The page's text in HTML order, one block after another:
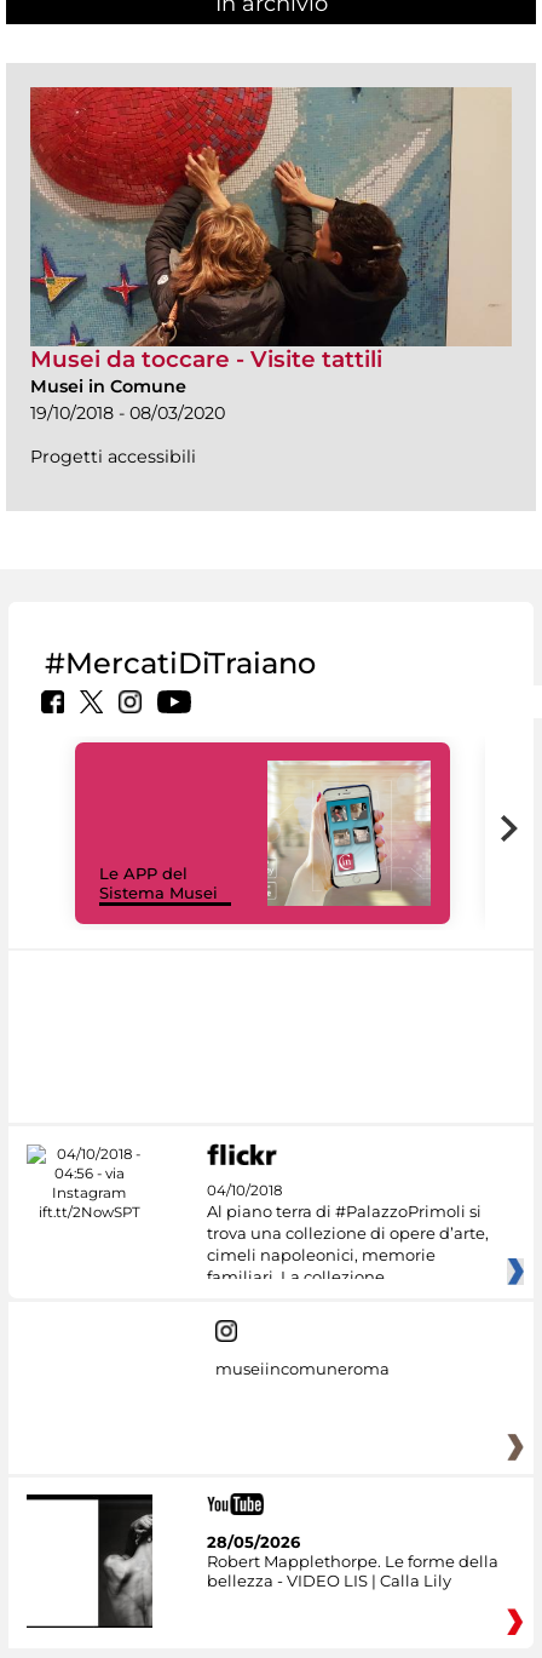
Musei da toccare - Visite tattili
Musei in Comune
19/10/2018 - 08/03/2020
Progetti accessibili
#MercatiDiTraiano
Le APP del
Sistema Musei
04/10/2018
Al piano terra di #PalazzoPrimoli si
trova una collezione di opere d’arte,
cimeli napoleonici, memorie
familiari. La collezione
museiincomuneroma
28/05/2026
Robert Mapplethorpe. Le forme della
bellezza - VIDEO LIS | Calla Lily